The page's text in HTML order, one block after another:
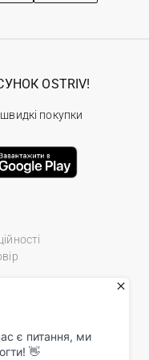
Reserved.
OSTRIV!
покупки